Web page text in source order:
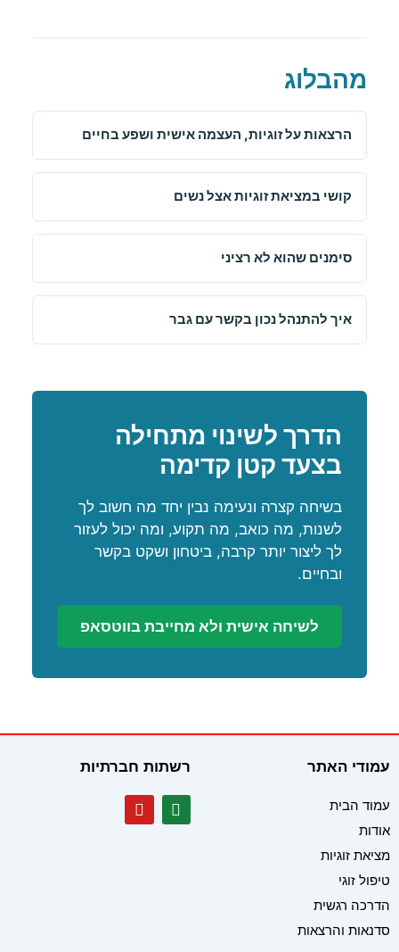
מהבלוג
הרצאות על זוגיות, העצמה אישית ושפע בחיים
קושי במציאת זוגיות אצל נשים
סימנים שהוא לא רציני
איך להתנהל נכון בקשר עם גבר
הדרך לשינוי מתחילה
בצעד קטן קדימה
בשיחה קצרה ונעימה נבין יחד מה חשוב לך
לשנות, מה כואב, מה תקוע, ומה יכול לעזור
לך ליצור יותר קרבה, ביטחון ושקט בקשר
ובחיים.
לשיחה אישית ולא מחייבת בווטסאפ
עמודי האתר
עמוד הבית
אודות
מציאת זוגיות
טיפול זוגי
הדרכה רגשית
סדנאות והרצאות
רשתות חברתיות
W
h
Y
o